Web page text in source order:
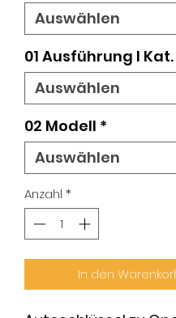
01 Ausführung l Kat.
02 Modell *
Anzahl *
In den